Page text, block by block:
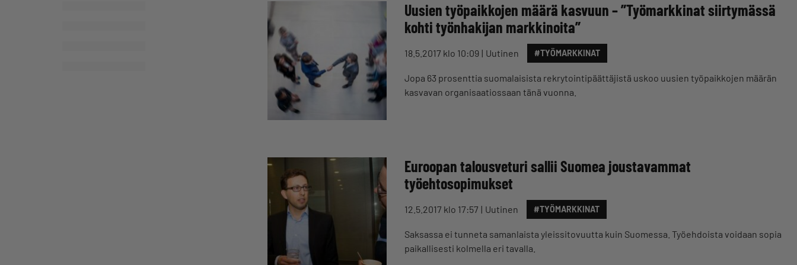
Uusien työpaikkojen määrä kasvuun – ”Työmarkkinat siirtymässä
kohti työnhakijan markkinoita”
18.5.2017 klo 10:09 Uutinen #TYÖMARKKINAT
Jopa 63 prosenttia suomalaisista rekrytointipäättäjistä uskoo uusien työpaikkojen määrän
kasvavan organisaatiossaan tänä vuonna.
Euroopan talousveturi sallii Suomea joustavammat
työehtosopimukset
12.5.2017 klo 17:57 Uutinen #TYÖMARKKINAT
Saksassa ei tunneta samanlaista yleissitovuutta kuin Suomessa. Työehdoista voidaan sopia
paikallisesti kolmella eri tavalla.